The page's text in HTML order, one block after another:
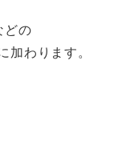
どの
わります。